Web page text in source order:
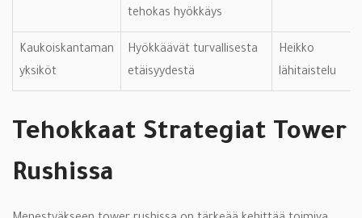
tehokas hyökkäys
Kaukoiskantaman
yksiköt
Hyökkäävät turvallisesta
etäisyydestä
Heikko
lähitaistelu
Tehokkaat Strategiat Tower
Rushissa